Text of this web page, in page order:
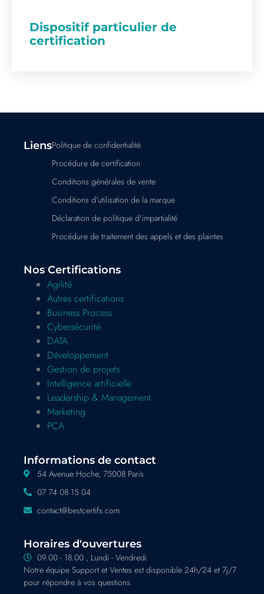
Dispositif particulier de
certification
LiensPolitique de confidentialité
Procédure de certification
Conditions générales de vente
Conditions d'utilisation de la marque
Déclaration de politique d'impartialité
Procédure de traitement des appels et des plaintes
Nos Certifications
Agilité
Autres certifications
Business Process
Cybersécurité
DATA
Développement
Gestion de projets
Intelligence artificielle
Leadership & Management
Marketing
PCA
Informations de contact
54 Avenue Hoche, 75008 Paris
07 74 08 15 04
contact@bestcertifs.com
Horaires d'ouvertures
09.00 - 18.00 , Lundi - Vendredi
Notre équipe Support et Ventes est disponible 24h/24 et 7j/7
pour répondre à vos questions.